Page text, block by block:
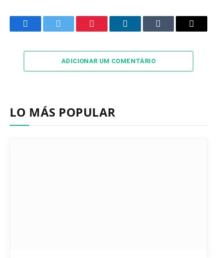
FacebookTwitter Pinterest LinkedInTumblr Email
ADICIONAR UM COMENTÁRIO
LO MÁS POPULAR